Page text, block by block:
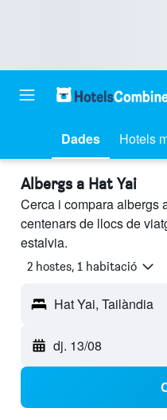
Dades Hotels
Albergs a Hat Yai
Cerca i compara albergs
centenars de llocs de
estalvia.
2 hostes, 1 habitació
Hat Yai, Tailàndia
dj. 13/08